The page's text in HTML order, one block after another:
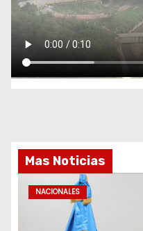
Mas Noticias
NACIONALES